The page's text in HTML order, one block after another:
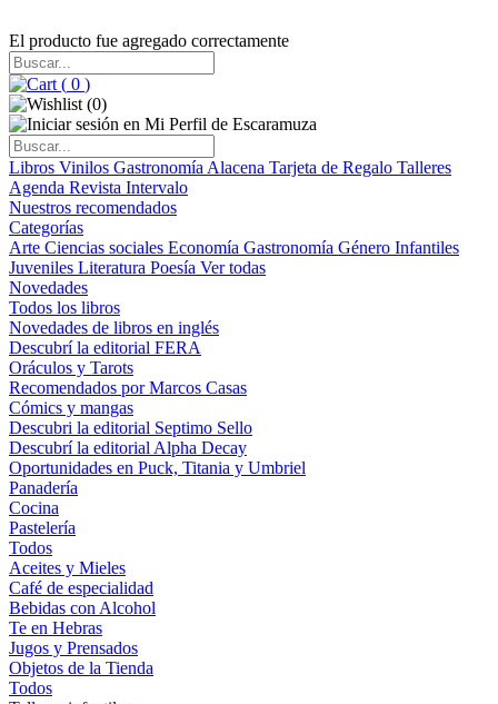
El producto fue agregado correctamente
( 0 )
(0)
Libros Vinilos Gastronomía Alacena Tarjeta de Regalo Talleres
Agenda Revista Intervalo
Nuestros recomendados
Categorías
Arte Ciencias sociales Economía Gastronomía Género Infantiles
Juveniles Literatura Poesía Ver todas
Novedades
Todos los libros
Novedades de libros en inglés
Descubrí la editorial FERA
Oráculos y Tarots
Recomendados por Marcos Casas
Cómics y mangas
Descubri la editorial Septimo Sello
Descubrí la editorial Alpha Decay
Oportunidades en Puck, Titania y Umbriel
Panadería
Cocina
Pastelería
Todos
Aceites y Mieles
Café de especialidad
Bebidas con Alcohol
Te en Hebras
Jugos y Prensados
Objetos de la Tienda
Todos